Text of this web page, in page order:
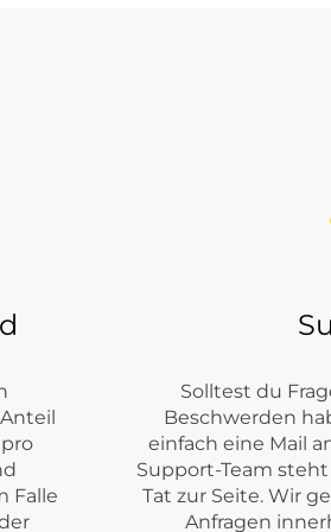
du Styles aus Bereichen wie
besonders lässig kombinieren.
Falle
Solltest du
Beschwerden
einfach eine Mail
Support-Team
Tat zur Seite. Wir
Anfragen